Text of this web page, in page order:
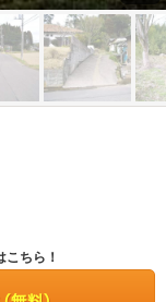
ちら！